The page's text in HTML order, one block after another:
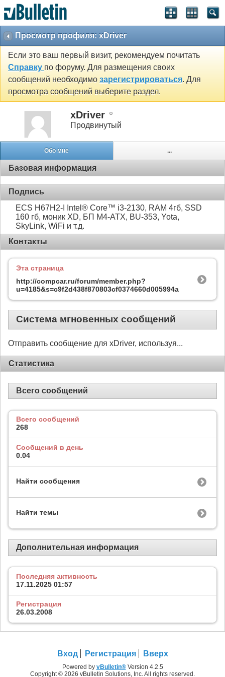
Просмотр профиля: xDriver
Если это ваш первый визит, рекомендуем почитать
Справку по форуму. Для размещения своих
сообщений необходимо зарегистрироваться. Для
просмотра сообщений выберите раздел.
xDriver
Продвинутый
Обо мне ...
Базовая информация
Подпись
ECS H67H2-I Intel® Core™ i3-2130, RAM 4гб, SSD
160 гб, моник XD, БП M4-ATX, BU-353, Yota,
SkyLink, WiFi и т.д.
Контакты
Эта страница
http://compcar.ru/forum/member.php?
u=4185&s=c9f2d438f870803cf0374660d005994a
Система мгновенных сообщений
Отправить сообщение для xDriver, используя...
Статистика
Всего сообщений
Всего сообщений
268
Сообщений в день
0.04
Найти сообщения
Найти темы
Дополнительная информация
Последняя активность
17.11.2025 01:57
Регистрация
26.03.2008
Вход Регистрация Вверх
Powered by vBulletin®Version 4.2.5
Copyright © 2026 vBulletin Solutions, Inc. All rights reserved.